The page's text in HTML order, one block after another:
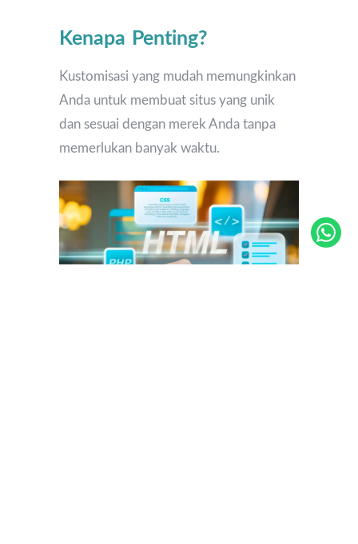
Kenapa Penting?
Kustomisasi yang mudah memungkinkan
Anda untuk membuat situs yang unik
dan sesuai dengan merek Anda tanpa
memerlukan banyak waktu.